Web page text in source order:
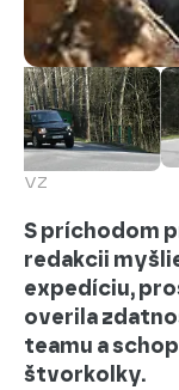
VZ
S príchodom
redakcii
expedíciu,
overila
teamu a
štvorkolky.